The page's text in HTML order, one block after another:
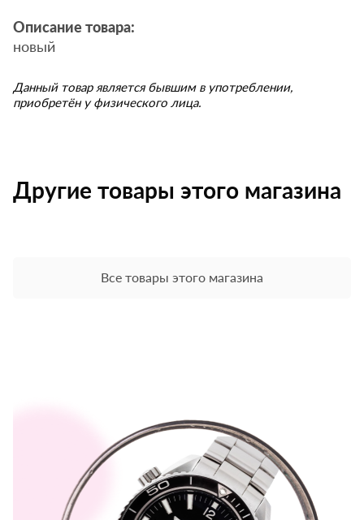
Описание товара:
новый
Данный товар является бывшим в употреблении,
приобретён у физического лица.
Другие товары этого магазина
Все товары этого магазина